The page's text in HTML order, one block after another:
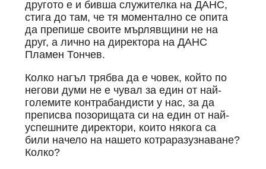
другото е и бивша служителка на ДАНС,
стига до там, че тя моментално се опита
да препише своите мърлявщини не на
друг, а лично на директора на ДАНС
Пламен Тончев.
Колко нагъл трябва да е човек, който по
негови думи не е чувал за един от най-
големите контрабандисти у нас, за да
преписва позорищата си на един от най-
успешните директори, които някога са
били начело на нашето котраразузнаване?
Колко?